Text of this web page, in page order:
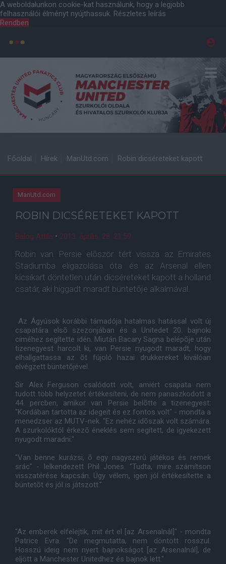
A weboldalunkon cookie-kat használunk, hogy a legjobb
felhasználói élményt nyújthassuk. Részletes leírás
Rendben
Főoldal Hírek ManUtd.com Robin dicséreteket kapott
ManUtd.com
ROBIN DICSÉRETEKET KAPOTT
Balog Attila • 2013. április. 28. 21:59
Robin van Persie elõször tért vissza az Emirates
Stadiumba eligazolása óta és az Arsenal ellen
kicsikart döntetlen után dicséreteket kapott a holland
csatár, aki higgadt maradt büntetõje alkalmával.
Az Ágyúsok korábbi támadója hatalmas hatással volt új
csapatára elsõ szezonjában és a Unitedet 20. bajnoki
címéhez segítette idén. Miután Bacary Sagna belépõje után
tizenegyest harcolt ki, van Persie nyugodt maradt, hogy
elhallgattassa az õt fújoló hazai drukkereket kiválóan
elvégzett büntetõjével.
Sir Alex Ferguson csalódott volt, amiért csapata nem
tudott több helyzetet értékesíteni, de nem panaszkodott a
44. percben, amikor van Persie belõtte a tizenegyest:
"Kordában tartotta az idegeit és ez fontos volt" - mondta a
menedzser az MUTV-nek. "Ez nehéz idõszak volt számára.
A szurkolóktól érkezõ éneklés sem segített, de igyekezett
nyugodt maradni."
"Van benne kurázsi, õ egy nagyszerû játékos és remek
srác" - lelkendezett Phil Jones. "Tudta, mire számítson
visszatérése kapcsán. Úgy vélem, igen jól értékesítette a
büntetõt és jól is játszott."
"Az emberek elfelejtik, mit ért el [az Arsenalnál]" - mondta
Patrice Evra. "De megmutatta, nem döntött rosszul.
Hosszú ideig nem nyert bajnokságot [az Arsenalnál], de
eljött a Manchester Unitedhez és bajnok lett."